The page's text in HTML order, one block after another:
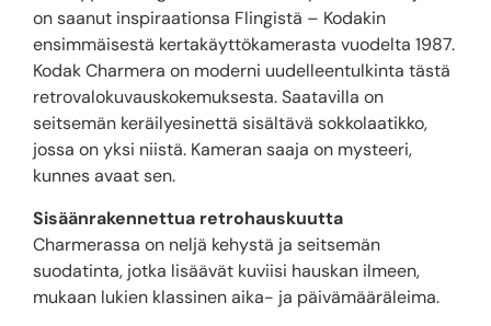
on saanut inspiraationsa Flingistä – Kodakin
ensimmäisestä kertakäyttökamerasta vuodelta 1987.
Kodak Charmera on moderni uudelleentulkinta tästä
retrovalokuvauskokemuksesta. Saatavilla on
seitsemän keräilyesinettä sisältävä sokkolaatikko,
jossa on yksi niistä. Kameran saaja on mysteeri,
kunnes avaat sen.
Sisäänrakennettua retrohauskuutta
Charmerassa on neljä kehystä ja seitsemän
suodatinta, jotka lisäävät kuviisi hauskan ilmeen,
mukaan lukien klassinen aika- ja päivämääräleima.